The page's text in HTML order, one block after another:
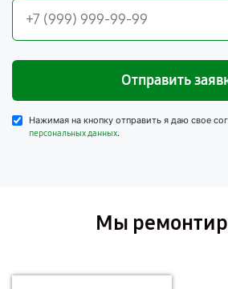
Отправить
Нажимая на кнопку отправить я даю свое
персональных данных.
Мы